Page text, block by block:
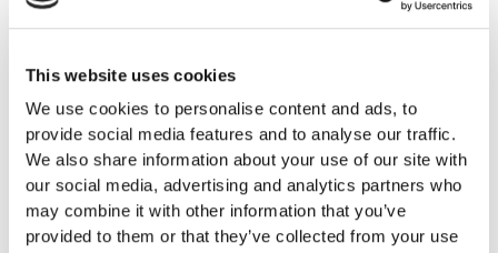
This website uses cookies
We use cookies to personalise content and ads, to
provide social media features and to analyse our traffic.
We also share information about your use of our site with
our social media, advertising and analytics partners who
may combine it with other information that you’ve
provided to them or that they’ve collected from your use
Αιτήσεις:
Οι ενδιαφερόμενοι/ες παρακαλούνται όπως υποβάλουν
αργότερο μέχρι 22/06/2023.
Apply Here
Οι υποψήφιοι/ες που πληρούν τα προσόντα θα κληθούν σε